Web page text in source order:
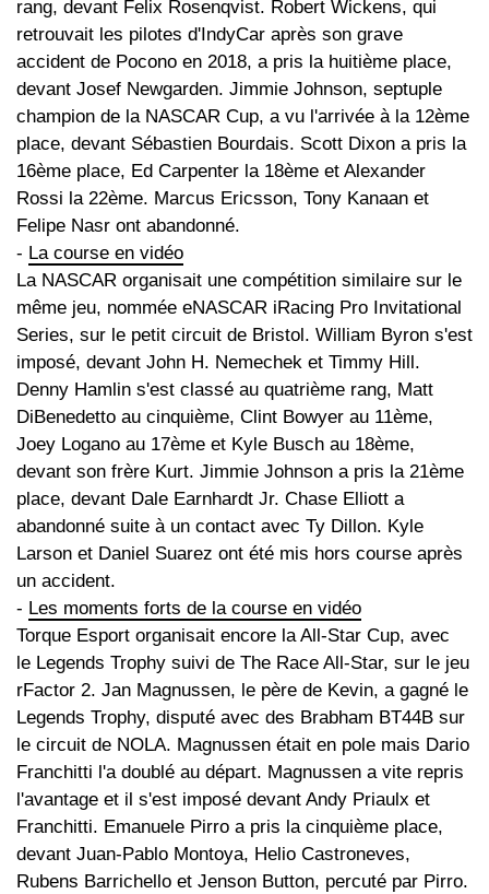
rang, devant Felix Rosenqvist. Robert Wickens, qui
retrouvait les pilotes d'IndyCar après son grave
accident de Pocono en 2018, a pris la huitième place,
devant Josef Newgarden. Jimmie Johnson, septuple
champion de la NASCAR Cup, a vu l'arrivée à la 12ème
place, devant Sébastien Bourdais. Scott Dixon a pris la
16ème place, Ed Carpenter la 18ème et Alexander
Rossi la 22ème. Marcus Ericsson, Tony Kanaan et
Felipe Nasr ont abandonné.
- La course en vidéo
La NASCAR organisait une compétition similaire sur le
même jeu, nommée eNASCAR iRacing Pro Invitational
Series, sur le petit circuit de Bristol. William Byron s'est
imposé, devant John H. Nemechek et Timmy Hill.
Denny Hamlin s'est classé au quatrième rang, Matt
DiBenedetto au cinquième, Clint Bowyer au 11ème,
Joey Logano au 17ème et Kyle Busch au 18ème,
devant son frère Kurt. Jimmie Johnson a pris la 21ème
place, devant Dale Earnhardt Jr. Chase Elliott a
abandonné suite à un contact avec Ty Dillon. Kyle
Larson et Daniel Suarez ont été mis hors course après
un accident.
- Les moments forts de la course en vidéo
Torque Esport organisait encore la All-Star Cup, avec
le Legends Trophy suivi de The Race All-Star, sur le jeu
rFactor 2. Jan Magnussen, le père de Kevin, a gagné le
Legends Trophy, disputé avec des Brabham BT44B sur
le circuit de NOLA. Magnussen était en pole mais Dario
Franchitti l'a doublé au départ. Magnussen a vite repris
l'avantage et il s'est imposé devant Andy Priaulx et
Franchitti. Emanuele Pirro a pris la cinquième place,
devant Juan-Pablo Montoya, Helio Castroneves,
Rubens Barrichello et Jenson Button, percuté par Pirro.